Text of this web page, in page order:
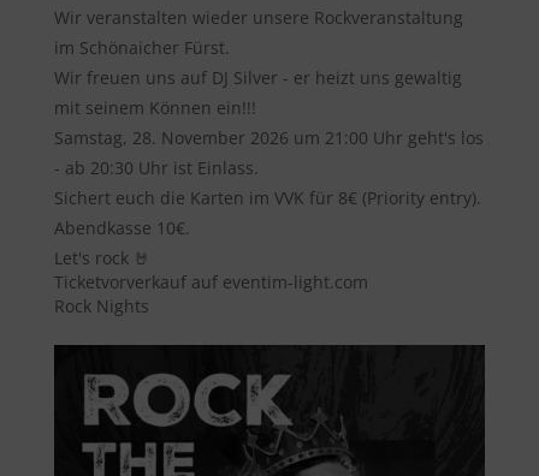
Wir veranstalten wieder unsere Rockveranstaltung
im Schönaicher Fürst.
Wir freuen uns auf DJ Silver - er heizt uns gewaltig
mit seinem Können ein!!!
Samstag, 28. November 2026 um 21:00 Uhr geht's los
- ab 20:30 Uhr ist Einlass.
Sichert euch die Karten im VVK für 8€ (Priority entry).
Abendkasse 10€.
Let's rock 🤘
Ticketvorverkauf auf eventim-light.com
Rock Nights